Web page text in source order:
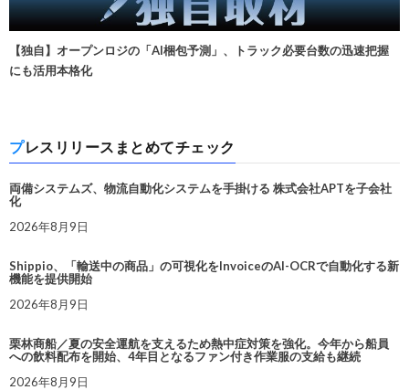
【独自】オープンロジの「AI梱包予測」、トラック必要台数の迅速把握
にも活用本格化
プレスリリースまとめてチェック
両備システムズ、物流自動化システムを手掛ける 株式会社APTを子会社
化
2026年8月9日
Shippio、「輸送中の商品」の可視化をInvoiceのAI-OCRで自動化する新
機能を提供開始
2026年8月9日
栗林商船／夏の安全運航を支えるため熱中症対策を強化。今年から船員
への飲料配布を開始、4年目となるファン付き作業服の支給も継続
2026年8月9日